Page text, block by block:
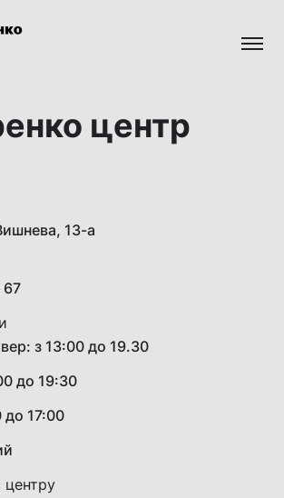
центр
13-а
67
з 13:00 до 19.30
до 19:30
до 17:00
центру